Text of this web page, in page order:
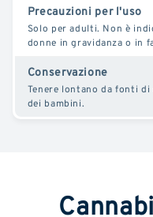
Precauzioni per l'uso
Solo per adulti. Non è
donne in gravidanza o in
Conservazione
Tenere lontano da fonti
dei bambini.